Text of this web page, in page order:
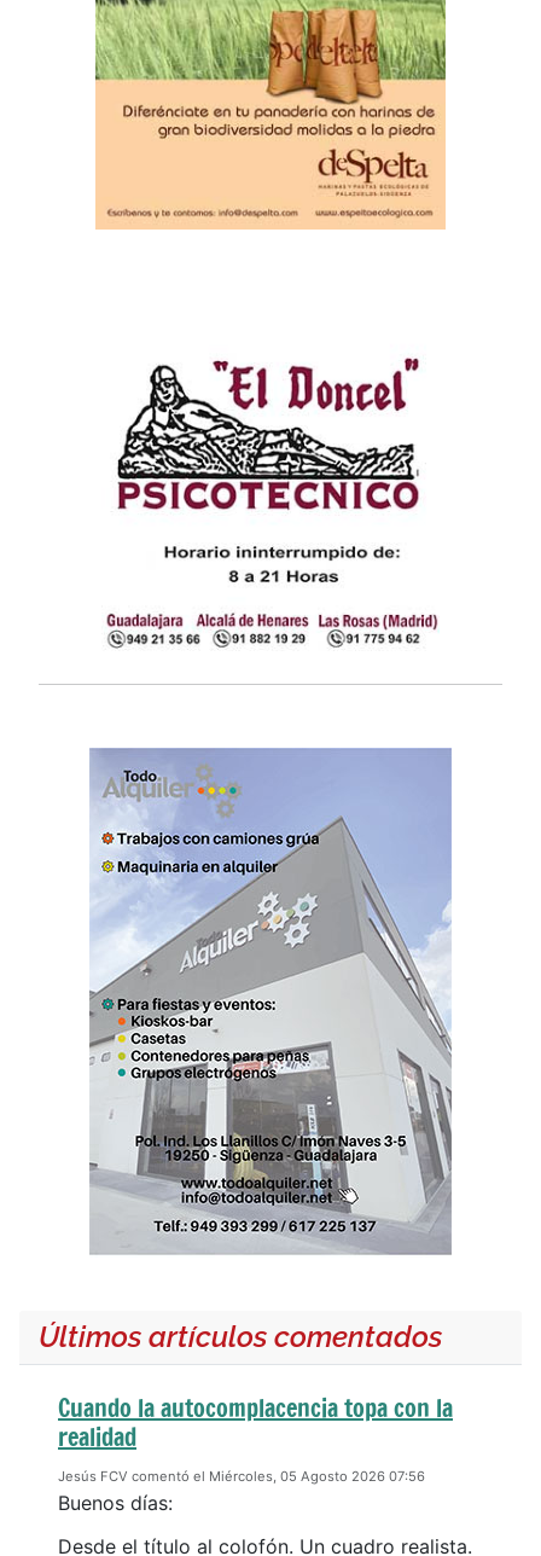
Últimos artículos comentados
Cuando la autocomplacencia topa con la
realidad
Jesús FCV comentó el Miércoles, 05 Agosto 2026 07:56
Buenos días:
Desde el título al colofón. Un cuadro realista.